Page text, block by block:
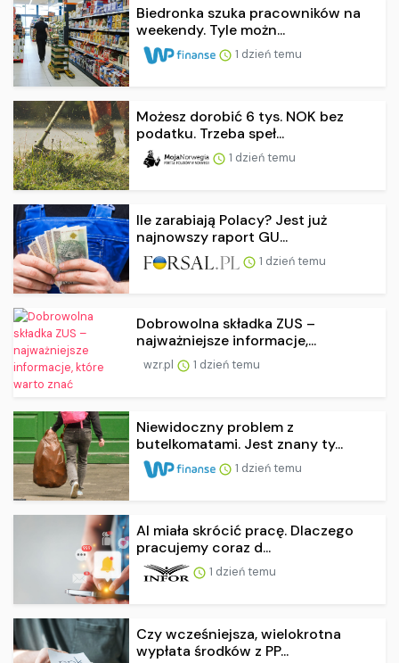
Biedronka szuka pracowników na
weekendy. Tyle możn...
1 dzień temu
Możesz dorobić 6 tys. NOK bez
podatku. Trzeba speł...
1 dzień temu
Ile zarabiają Polacy? Jest już
najnowszy raport GU...
1 dzień temu
Dobrowolna składka ZUS –
najważniejsze informacje,...
wzr.pl 1 dzień temu
Niewidoczny problem z
butelkomatami. Jest znany ty...
1 dzień temu
AI miała skrócić pracę. Dlaczego
pracujemy coraz d...
1 dzień temu
Czy wcześniejsza, wielokrotna
wypłata środków z PP...